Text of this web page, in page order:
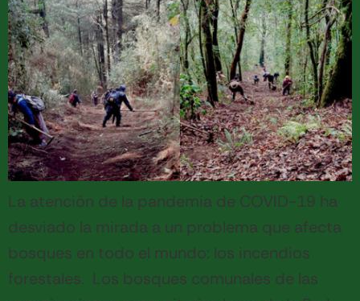
La atención de la pandemia de COVID-19 ha
desviado la mirada a un problema que afecta
bosques en todo el mundo: los incendios
forestales. Los bosques comunales de las